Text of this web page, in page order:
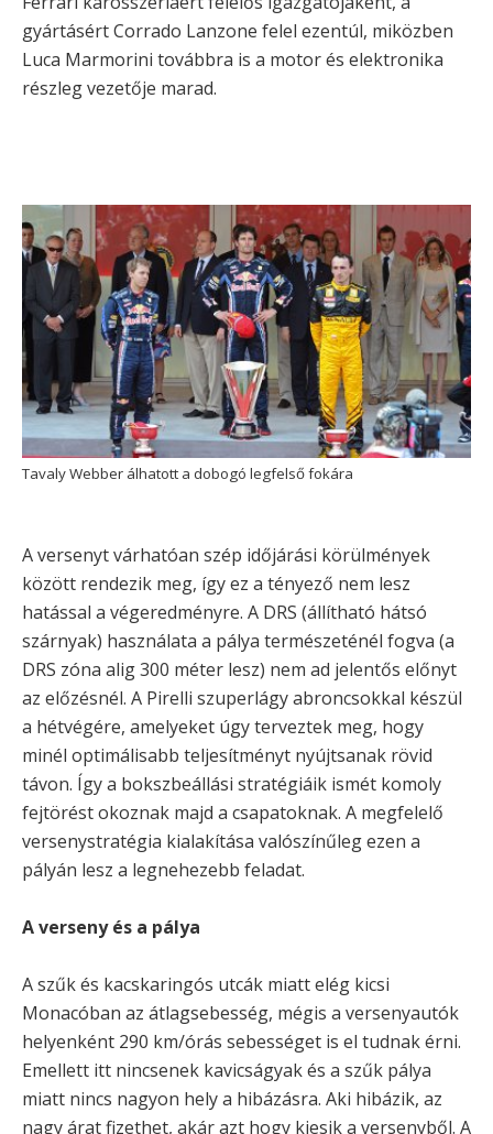
gyártásért Corrado Lanzone felel ezentúl, miközben
Luca Marmorini továbbra is a motor és elektronika
részleg vezetője marad.
Tavaly Webber álhatott a dobogó legfelső fokára
A versenyt várhatóan szép időjárási körülmények
között rendezik meg, így ez a tényező nem lesz
hatással a végeredményre. A DRS (állítható hátsó
szárnyak) használata a pálya természeténél fogva (a
DRS zóna alig 300 méter lesz) nem ad jelentős előnyt
az előzésnél. A Pirelli szuperlágy abroncsokkal készül
a hétvégére, amelyeket úgy terveztek meg, hogy
minél optimálisabb teljesítményt nyújtsanak rövid
távon. Így a bokszbeállási stratégiáik ismét komoly
fejtörést okoznak majd a csapatoknak. A megfelelő
versenystratégia kialakítása valószínűleg ezen a
pályán lesz a legnehezebb feladat.
A verseny és a pálya
A szűk és kacskaringós utcák miatt elég kicsi
Monacóban az átlagsebesség, mégis a versenyautók
helyenként 290 km/órás sebességet is el tudnak érni.
Emellett itt nincsenek kavicságyak és a szűk pálya
miatt nincs nagyon hely a hibázásra. Aki hibázik, az
nagy árat fizethet, akár azt hogy kiesik a versenyből. A